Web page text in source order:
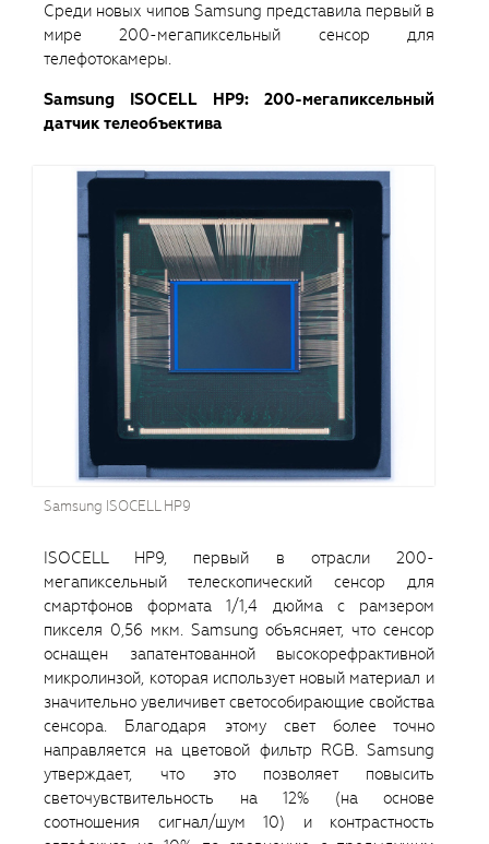
Среди новых чипов Samsung представила первый в
мире 200-мегапиксельный сенсор для
телефотокамеры.
Samsung ISOCELL HP9: 200-мегапиксельный
датчик телеобъектива
Samsung ISOCELL HP9
ISOCELL HP9, первый в отрасли 200-
мегапиксельный телескопический сенсор для
смартфонов формата 1/1,4 дюйма с рамзером
пикселя 0,56 мкм. Samsung объясняет, что сенсор
оснащен запатентованной высокорефрактивной
микролинзой, которая использует новый материал и
значительно увеличивет светособирающие свойства
сенсора. Благодаря этому свет более точно
направляется на цветовой фильтр RGB. Samsung
утверждает, что это позволяет повысить
светочувствительность на 12% (на основе
соотношения сигнал/шум 10) и контрастность